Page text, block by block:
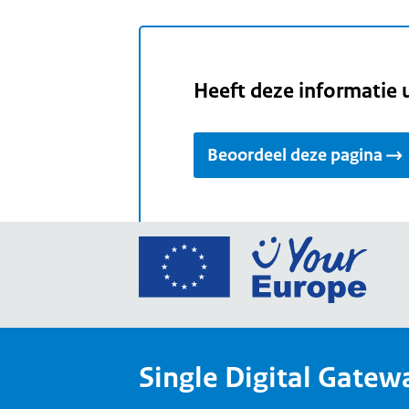
Heeft deze informatie
Beoordeel deze pagina
Ga
Your
Single Digital